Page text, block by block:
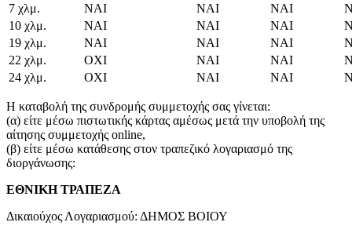
7 χλμ.
ΝΑΙ ΝΑΙ ΝΑΙ
10 χλμ.
ΝΑΙ ΝΑΙ ΝΑΙ
19 χλμ.
ΝΑΙ ΝΑΙ ΝΑΙ
22 χλμ.
ΟΧΙ ΝΑΙ ΝΑΙ
24 χλμ.
ΟΧΙ ΝΑΙ ΝΑΙ
Η καταβολή της συνδρομής συμμετοχής σας γίνεται:
(α) είτε μέσω πιστωτικής κάρτας αμέσως μετά την υποβολή της
αίτησης συμμετοχής online,
(β) είτε μέσω κατάθεσης στον τραπεζικό λογαριασμό της
διοργάνωσης:
ΕΘΝΙΚΗ ΤΡΑΠΕΖΑ
Δικαιούχος Λογαριασμού: ΔΗΜΟΣ ΒΟΙΟΥ